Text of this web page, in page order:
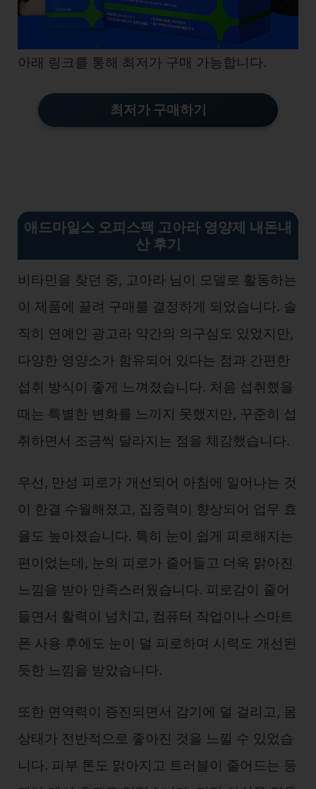
아래 링크를 통해 최저가 구매 가능합니다.
최저가 구매하기
애드마일스 오피스팩 고아라 영양제 내돈내
산 후기
비타민을 찾던 중, 고아라 님이 모델로 활동하는
이 제품에 끌려 구매를 결정하게 되었습니다. 솔
직히 연예인 광고라 약간의 의구심도 있었지만,
다양한 영양소가 함유되어 있다는 점과 간편한
섭취 방식이 좋게 느껴졌습니다. 처음 섭취했을
때는 특별한 변화를 느끼지 못했지만, 꾸준히 섭
취하면서 조금씩 달라지는 점을 체감했습니다.
우선, 만성 피로가 개선되어 아침에 일어나는 것
이 한결 수월해졌고, 집중력이 향상되어 업무 효
율도 높아졌습니다. 특히 눈이 쉽게 피로해지는
편이었는데, 눈의 피로가 줄어들고 더욱 맑아진
느낌을 받아 만족스러웠습니다. 피로감이 줄어
들면서 활력이 넘치고, 컴퓨터 작업이나 스마트
폰 사용 후에도 눈이 덜 피로하며 시력도 개선된
듯한 느낌을 받았습니다.
또한 면역력이 증진되면서 감기에 덜 걸리고, 몸
상태가 전반적으로 좋아진 것을 느낄 수 있었습
니다. 피부 톤도 맑아지고 트러블이 줄어드는 등